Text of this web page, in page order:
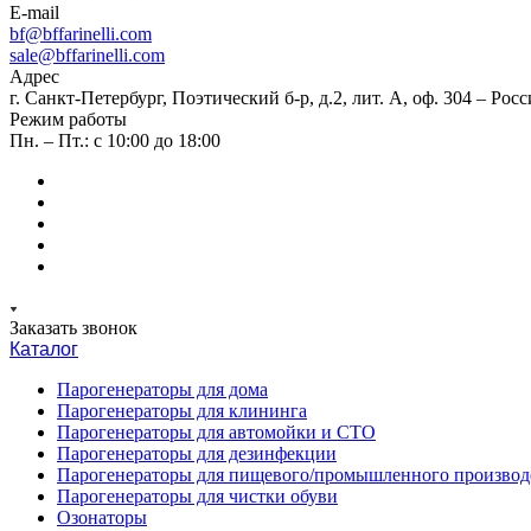
E-mail
bf@bffarinelli.com
sale@bffarinelli.com
Адрес
г. Санкт-Петербург, Поэтический б-р, д.2, лит. А, оф. 304 –
Режим работы
Пн. – Пт.: с 10:00 до 18:00
Заказать звонок
Каталог
Парогенераторы для дома
Парогенераторы для клининга
Парогенераторы для автомойки и СТО
Парогенераторы для дезинфекции
Парогенераторы для пищевого/промышленного
Парогенераторы для чистки обуви
Озонаторы